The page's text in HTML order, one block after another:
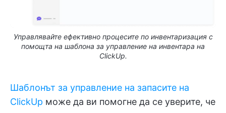
Управлявайте ефективно процесите по инвентаризация с
помощта на шаблона за управление на инвентара на
ClickUp.
Шаблонът за управление на запасите на
ClickUp може да ви помогне да се уверите, че